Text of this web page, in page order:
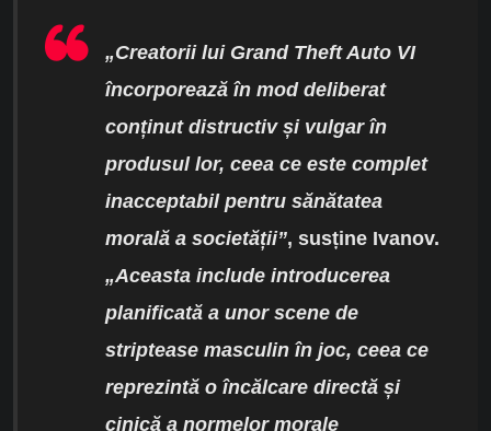
„Creatorii lui Grand Theft Auto VI
încorporează în mod deliberat
conținut distructiv și vulgar în
produsul lor, ceea ce este complet
inacceptabil pentru sănătatea
morală a societății”, susține Ivanov.
„Aceasta include introducerea
planificată a unor scene de
striptease masculin în joc, ceea ce
reprezintă o încălcare directă și
cinică a normelor morale